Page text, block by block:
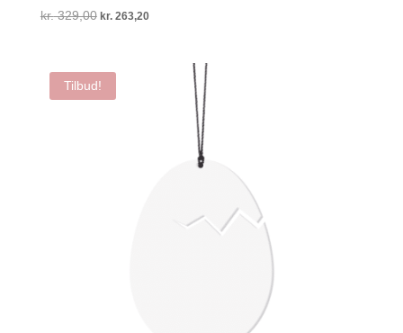
kr.329,00 Den
kr. 329,00.
kr.263,20Den
kr. 263,20.
Tilbud!